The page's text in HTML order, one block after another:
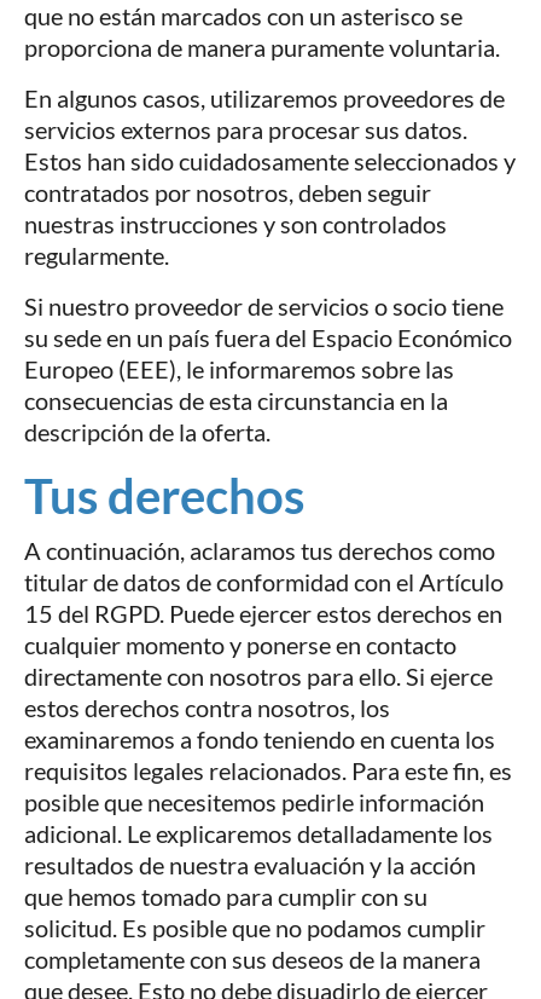
que no están marcados con un asterisco se
proporciona de manera puramente voluntaria.
En algunos casos, utilizaremos proveedores de
servicios externos para procesar sus datos.
Estos han sido cuidadosamente seleccionados y
contratados por nosotros, deben seguir
nuestras instrucciones y son controlados
regularmente.
Si nuestro proveedor de servicios o socio tiene
su sede en un país fuera del Espacio Económico
Europeo (EEE), le informaremos sobre las
consecuencias de esta circunstancia en la
descripción de la oferta.
Tus derechos
A continuación, aclaramos tus derechos como
titular de datos de conformidad con el Artículo
15 del RGPD. Puede ejercer estos derechos en
cualquier momento y ponerse en contacto
directamente con nosotros para ello. Si ejerce
estos derechos contra nosotros, los
examinaremos a fondo teniendo en cuenta los
requisitos legales relacionados. Para este fin, es
posible que necesitemos pedirle información
adicional. Le explicaremos detalladamente los
resultados de nuestra evaluación y la acción
que hemos tomado para cumplir con su
solicitud. Es posible que no podamos cumplir
completamente con sus deseos de la manera
que desee. Esto no debe disuadirlo de ejercer